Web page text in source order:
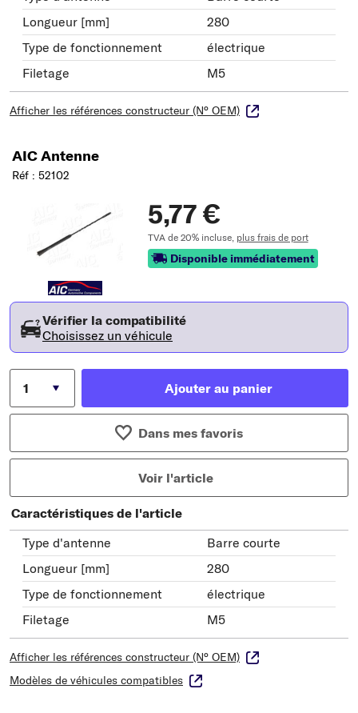
Longueur [mm]
280
Type de fonctionnement
électrique
Filetage
M5
Afficher les références constructeur (N° OEM)
AIC Antenne
Réf : 52102
5,77 €
TVA de 20% incluse, plus frais de port
Disponible immédiatement
Vérifier la compatibilité
Choisissez un véhicule
Ajouter au panier
Dans mes favoris
Voir l'article
Caractéristiques de l'article
Type d'antenne
Barre courte
Longueur [mm]
280
Type de fonctionnement
électrique
Filetage
M5
Afficher les références constructeur (N° OEM)
Modèles de véhicules compatibles